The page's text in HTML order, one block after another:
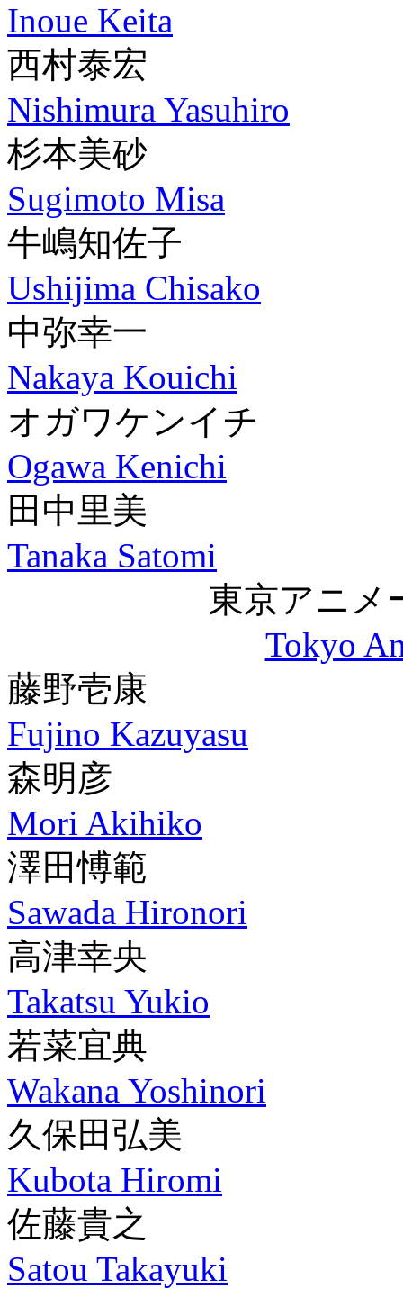
Inoue Keita
西村泰宏
Nishimura Yasuhiro
杉本美砂
Sugimoto Misa
牛嶋知佐子
Ushijima Chisako
中弥幸一
Nakaya Kouichi
オガワケンイチ
Ogawa Kenichi
田中里美
Tanaka Satomi
東京アニメ
Tokyo
藤野壱康
Fujino Kazuyasu
森明彦
Mori Akihiko
澤田愽範
Sawada Hironori
高津幸央
Takatsu Yukio
若菜宜典
Wakana Yoshinori
久保田弘美
Kubota Hiromi
佐藤貴之
Satou Takayuki